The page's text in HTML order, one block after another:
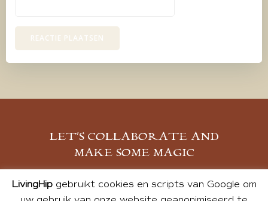
LET’S COLLABORATE AND
MAKE SOME MAGIC
MELD JE AAN
LivingHipgebruikt cookies en scripts van Google om